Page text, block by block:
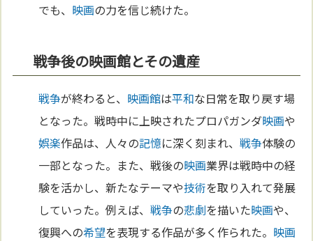
でも、 映画の力を信じ続けた。
戦争後の映画館とその遺産
戦争が終わると、 映画館は平和な日常を取り戻す場
となった。戦時中に上映されたプロパガンダ映画や
娯楽作品は、人々の記憶に深く刻まれ、戦争体験の
一部となった。また、戦後の映画業界は戦時中の経
験を活かし、新たなテーマや技術を取り入れて発展
していった。例えば、戦争の悲劇を描いた映画や、
復興への希望を表現する作品が多く作られた。 映画